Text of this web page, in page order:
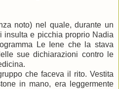
noto) nel quale, durante un
insulta e picchia proprio Nadia
Le Iene che la stava
sue dichiarazioni contro le
che faceva il rito. Vestita
in mano, era leggermente